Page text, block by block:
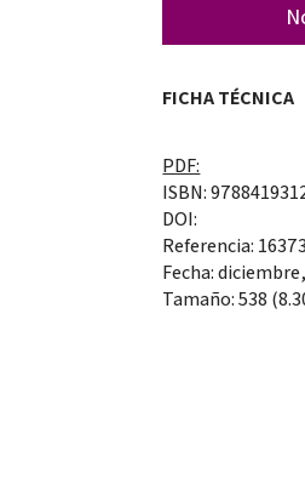
FICHA TÉCNICA
PDF:
ISBN:
DOI:
Referencia:
Fecha:
Tamaño: 538